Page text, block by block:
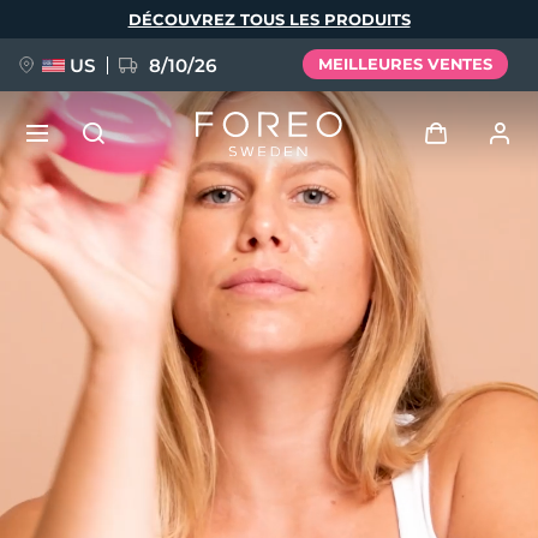
DÉCOUVREZ TOUS LES PRODUITS
US 8/10/26 MEILLEURES VENTES
Se connecter
Profil de l'utilisateur
Mes appareils
Mes commandes
Mes adresses
Mes abonnements
NOUVEAU
FAQ™ Pure Beauty-Tech Elixir
BREAKING NEWS
issa™ Teeth Whitening Set
Langue
English Deutsch
Español
Français
Italiano
Português
Polski
Svenska
Русский
Türkçe
简体中文 繁體中文